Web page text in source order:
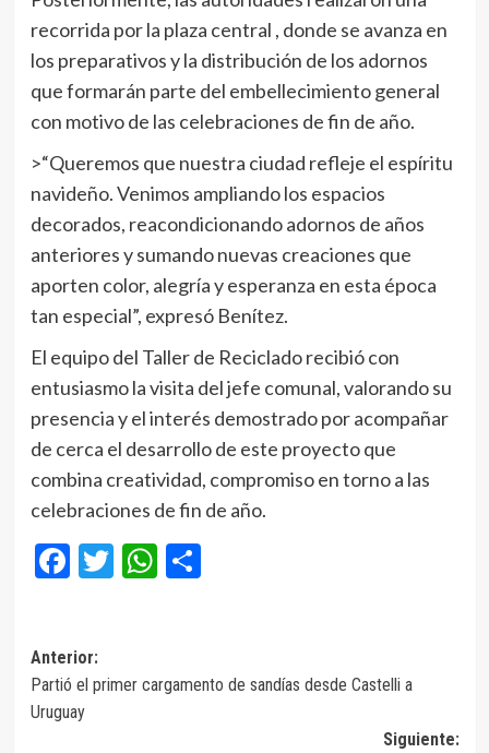
recorrida por la plaza central , donde se avanza en
los preparativos y la distribución de los adornos
que formarán parte del embellecimiento general
con motivo de las celebraciones de fin de año.
>“Queremos que nuestra ciudad refleje el espíritu
navideño. Venimos ampliando los espacios
decorados, reacondicionando adornos de años
anteriores y sumando nuevas creaciones que
aporten color, alegría y esperanza en esta época
tan especial”, expresó Benítez.
El equipo del Taller de Reciclado recibió con
entusiasmo la visita del jefe comunal, valorando su
presencia y el interés demostrado por acompañar
de cerca el desarrollo de este proyecto que
combina creatividad, compromiso en torno a las
celebraciones de fin de año.
Facebook
Twitter
WhatsApp
Compartir
Navegación
de
entradas
Anterior:
Partió el primer cargamento de sandías desde Castelli a
Uruguay
Siguiente: